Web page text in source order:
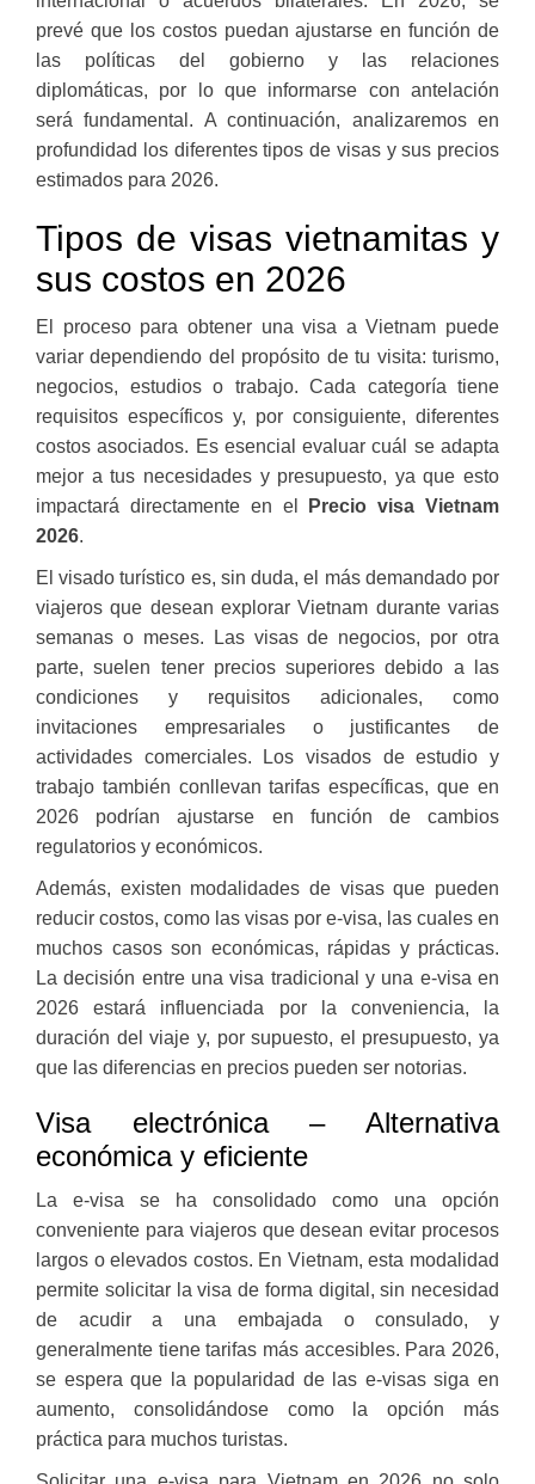
prevé que los costos puedan ajustarse en función de
las políticas del gobierno y las relaciones
diplomáticas, por lo que informarse con antelación
será fundamental. A continuación, analizaremos en
profundidad los diferentes tipos de visas y sus precios
estimados para 2026.
Tipos de visas vietnamitas y
sus costos en 2026
El proceso para obtener una visa a Vietnam puede
variar dependiendo del propósito de tu visita: turismo,
negocios, estudios o trabajo. Cada categoría tiene
requisitos específicos y, por consiguiente, diferentes
costos asociados. Es esencial evaluar cuál se adapta
mejor a tus necesidades y presupuesto, ya que esto
impactará directamente en el
Precio visa Vietnam
2026.
El visado turístico es, sin duda, el más demandado por
viajeros que desean explorar Vietnam durante varias
semanas o meses. Las visas de negocios, por otra
parte, suelen tener precios superiores debido a las
condiciones y requisitos adicionales, como
invitaciones empresariales o justificantes de
actividades comerciales. Los visados de estudio y
trabajo también conllevan tarifas específicas, que en
2026 podrían ajustarse en función de cambios
regulatorios y económicos.
Además, existen modalidades de visas que pueden
reducir costos, como las visas por e-visa, las cuales en
muchos casos son económicas, rápidas y prácticas.
La decisión entre una visa tradicional y una e-visa en
2026 estará influenciada por la conveniencia, la
duración del viaje y, por supuesto, el presupuesto, ya
que las diferencias en precios pueden ser notorias.
Visa electrónica – Alternativa
económica y eficiente
La e-visa se ha consolidado como una opción
conveniente para viajeros que desean evitar procesos
largos o elevados costos. En Vietnam, esta modalidad
permite solicitar la visa de forma digital, sin necesidad
de acudir a una embajada o consulado, y
generalmente tiene tarifas más accesibles. Para 2026,
se espera que la popularidad de las e-visas siga en
aumento, consolidándose como la opción más
práctica para muchos turistas.